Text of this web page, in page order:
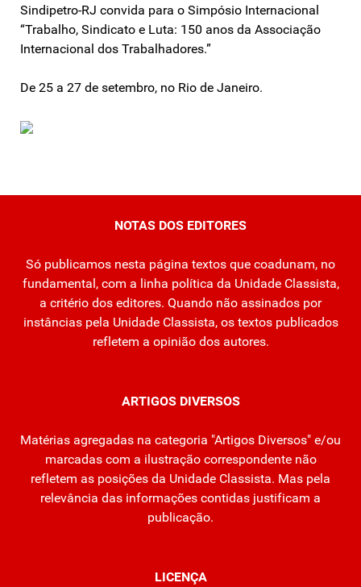
Sindipetro-RJ convida para o Simpósio Internacional
“Trabalho, Sindicato e Luta: 150 anos da Associação
Internacional dos Trabalhadores.”
De 25 a 27 de setembro, no Rio de Janeiro.
NOTAS DOS EDITORES
Só publicamos nesta página textos que coadunam, no
fundamental, com a linha política da Unidade Classista,
a critério dos editores. Quando não assinados por
instâncias pela Unidade Classista, os textos publicados
refletem a opinião dos autores.
ARTIGOS DIVERSOS
Matérias agregadas na categoria "Artigos Diversos" e/ou
marcadas com a ilustração correspondente não
refletem as posições da Unidade Classista. Mas pela
relevância das informações contidas justificam a
publicação.
LICENÇA